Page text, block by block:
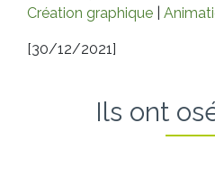
Création graphique
[30/12/2021]
Ils ont